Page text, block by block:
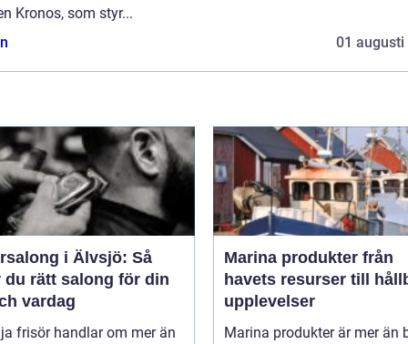
Kronos, som styr...
01 augusti
i Älvsjö: Så
du rätt salong för din
vardag
frisör handlar om mer än
Marina produkter från
havets resurser till
upplevelser
Marina produkter är mer än